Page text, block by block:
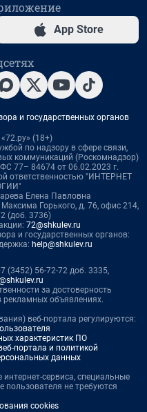
App Store
и государственных органов
(18+)
по надзору в сфере связи,
коммуникаций (Роскомнадзор)
77– 84674 от 06.02.2023 г.
ответственностью "ИНТЕРНЕТ
Елена Павловна
Горького, д. 76, офис 214,
(доб. 3736)
72@shkulev.ru
и государственных органов:
help@shkulev.ru
(3452) 56-72-72 доб. 3335,
за достоверность
объявлениях.
веб-портала регулируются:
характеристик ПО
портала и политикой
данных
интернет-сервиса, специальные
пользователя не требуются
cookies